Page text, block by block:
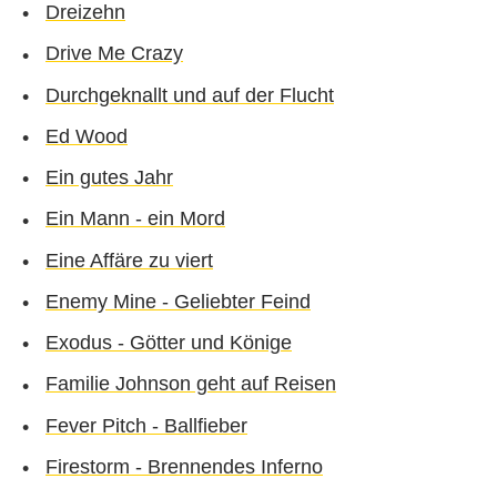
Dreizehn
Drive Me Crazy
Durchgeknallt und auf der Flucht
Ed Wood
Ein gutes Jahr
Ein Mann - ein Mord
Eine Affäre zu viert
Enemy Mine - Geliebter Feind
Exodus - Götter und Könige
Familie Johnson geht auf Reisen
Fever Pitch - Ballfieber
Firestorm - Brennendes Inferno